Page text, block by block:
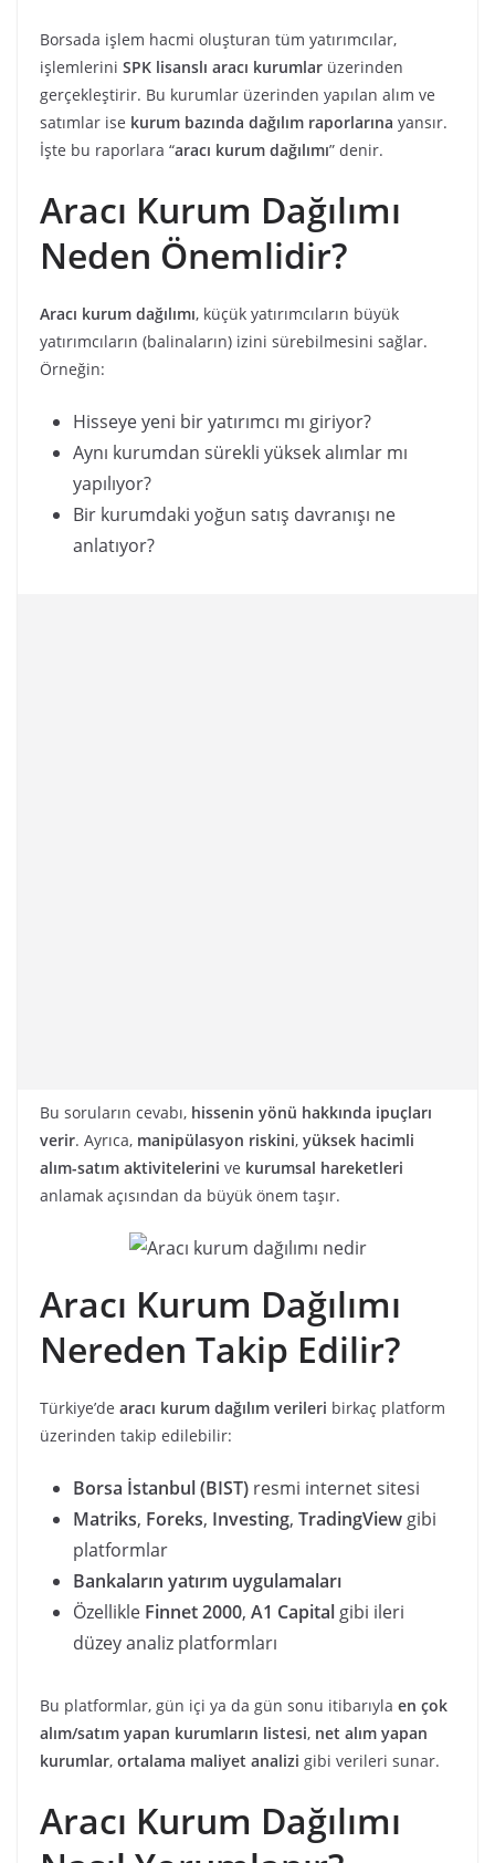
Borsada işlem hacmi oluşturan tüm yatırımcılar,
işlemlerini SPK lisanslı aracı kurumlar üzerinden
gerçekleştirir. Bu kurumlar üzerinden yapılan alım ve
satımlar ise kurum bazında dağılım raporlarına yansır.
İşte bu raporlara “aracı kurum dağılımı” denir.
Aracı Kurum Dağılımı
Neden Önemlidir?
Aracı kurum dağılımı, küçük yatırımcıların büyük
yatırımcıların (balinaların) izini sürebilmesini sağlar.
Örneğin:
Hisseye yeni bir yatırımcı mı giriyor?
Aynı kurumdan sürekli yüksek alımlar mı
yapılıyor?
Bir kurumdaki yoğun satış davranışı ne
anlatıyor?
Bu soruların cevabı, hissenin yönü hakkında ipuçları
verir. Ayrıca, manipülasyon riskini, yüksek hacimli
alım-satım aktivitelerini ve kurumsal hareketleri
anlamak açısından da büyük önem taşır.
Aracı Kurum Dağılımı
Nereden Takip Edilir?
Türkiye’de aracı kurum dağılım verileri birkaç platform
üzerinden takip edilebilir:
Borsa İstanbul (BIST) resmi internet sitesi
Matriks, Foreks, Investing, TradingView gibi
platformlar
Bankaların yatırım uygulamaları
Özellikle Finnet 2000, A1 Capital gibi ileri
düzey analiz platformları
Bu platformlar, gün içi ya da gün sonu itibarıyla en çok
alım/satım yapan kurumların listesi, net alım yapan
kurumlar, ortalama maliyet analizi gibi verileri sunar.
Aracı Kurum Dağılımı